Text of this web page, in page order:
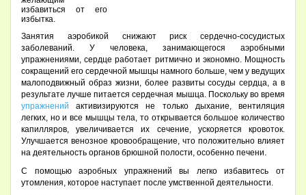
избавиться от его
избытка.
Занятия аэробикой снижают риск сердечно-сосудистых
заболеваний. У человека, занимающегося аэробными
упражнениями, сердце работает ритмично и экономно. Мощность
сокращений его сердечной мышцы намного больше, чем у ведущих
малоподвижный образ жизни, более развиты сосуды сердца, а в
результате лучше питается сердечная мышца. Поскольку во время
упражнений активизируются не только дыхание, вентиляция
легких, но и все мышцы тела, то открывается большое количество
капилляров, увеличивается их сечение, ускоряется кровоток.
Улучшается венозное кровообращение, что положительно влияет
на деятельность органов брюшной полости, особенно печени.
С помощью аэробных упражнений вы легко избавитесь от
утомления, которое наступает после умственной деятельности.